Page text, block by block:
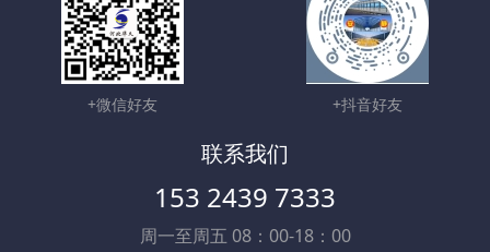
+微信好友 +抖音好友
联系我们
153 2439 7333
周一至周五 08：00-18：00